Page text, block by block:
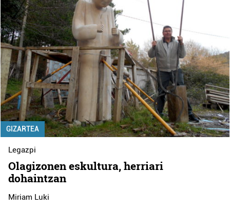
GIZARTEA
Legazpi
Olagizonen eskultura, herriari
dohaintzan
Miriam Luki